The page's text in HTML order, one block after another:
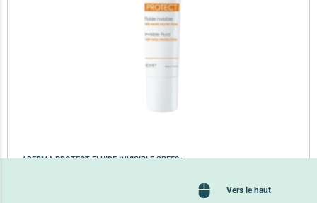
ADERMA PROTECT FLUIDE INVISIBLE SPF50+
Vers le haut